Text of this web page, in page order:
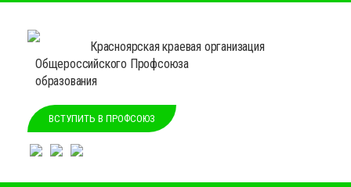
Красноярская краевая организация
Общероссийского Профсоюза
образования
ВСТУПИТЬ В ПРОФСОЮЗ